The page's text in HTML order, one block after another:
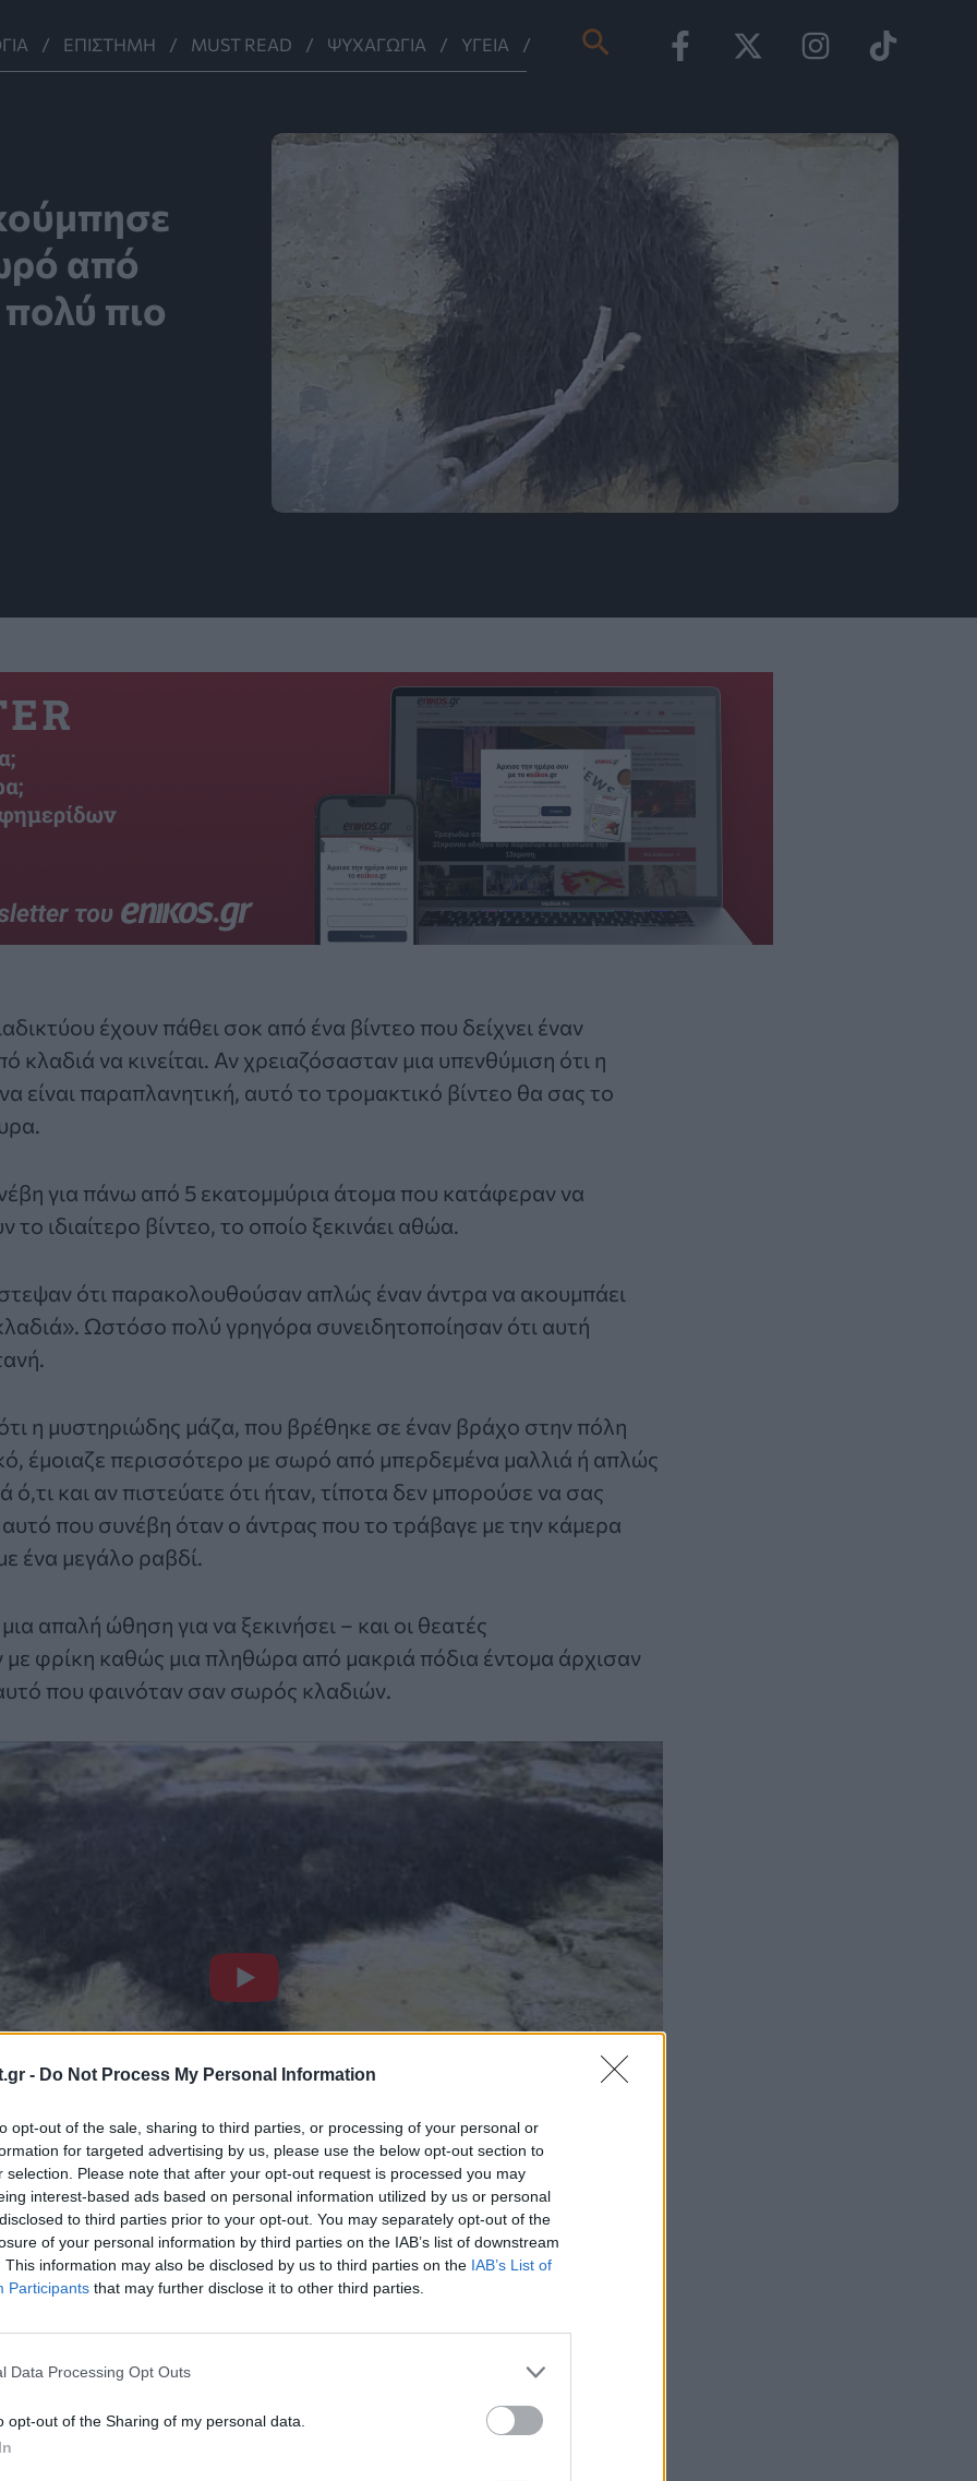
- Do Not Process My Personal Information
opt-out of the sale, sharing to third parties, or processing of your personal or
for targeted advertising by us, please use the below opt-out section to
selection. Please note that after your opt-out request is processed you may
interest-based ads based on personal information utilized by us or personal
to third parties prior to your opt-out. You may separately opt-out of the
of your personal information by third parties on the IAB’s list of downstream
This information may also be disclosed by us to third parties on the IAB’s List of
Participants that may further disclose it to other third parties.
Data Processing Opt Outs
opt-out of the Sharing of my personal data.
ΕΠΙΣΤΉΜΗ MUST READ ΨΥΧΑΓΩΓΊΑ ΥΓΕΊΑ Αναζήτηση
από
πιο
έχουν πάθει σοκ από ένα βίντεο που δείχνει έναν
κλαδιά να κινείται. Αν χρειαζόσασταν μια υπενθύμιση ότι η
είναι παραπλανητική, αυτό το τρομακτικό βίντεο θα σας το
για πάνω από 5 εκατομμύρια άτομα που κατάφεραν να
ιδιαίτερο βίντεο, το οποίο ξεκινάει αθώα.
ότι παρακολουθούσαν απλώς έναν άντρα να ακουμπάει
Ωστόσο πολύ γρηγόρα συνειδητοποίησαν ότι αυτή
η μυστηριώδης μάζα, που βρέθηκε σε έναν βράχο στην πόλη
έμοιαζε περισσότερο με σωρό από μπερδεμένα μαλλιά ή απλώς
ό,τι και αν πιστεύατε ότι ήταν, τίποτα δεν μπορούσε να σας
αυτό που συνέβη όταν ο άντρας που το τράβαγε με την κάμερα
ένα μεγάλο ραβδί.
απαλή ώθηση για να ξεκινήσει – και οι θεατές
φρίκη καθώς μια πληθώρα από μακριά πόδια έντομα άρχισαν
που φαινόταν σαν σωρός κλαδιών.
Opiliones
ήταν στην πραγματικότηταOpiliones (Φαλάγγι)
αληθινέςαράχνες
, καθώς δεν έχουν αδένες για να παράγουν
ενιαίο σώμα αντί για δύο. Αν και τρομακτικά στην εμφάνιση, δεν
και χρησιμοποιούν αδένες που εκκρίνουν υγρά για να